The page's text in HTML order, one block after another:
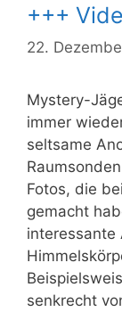
+++
22.
Mystery-
immer
seltsame
Fotos, die
gemacht
interessante
senkrecht